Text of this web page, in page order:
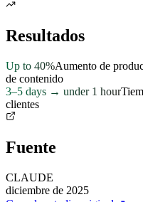
Resultados
Up to 40%Aumento de
de contenido
3–5 days → under 1 hour
clientes
Fuente
CLAUDE
diciembre de 2025